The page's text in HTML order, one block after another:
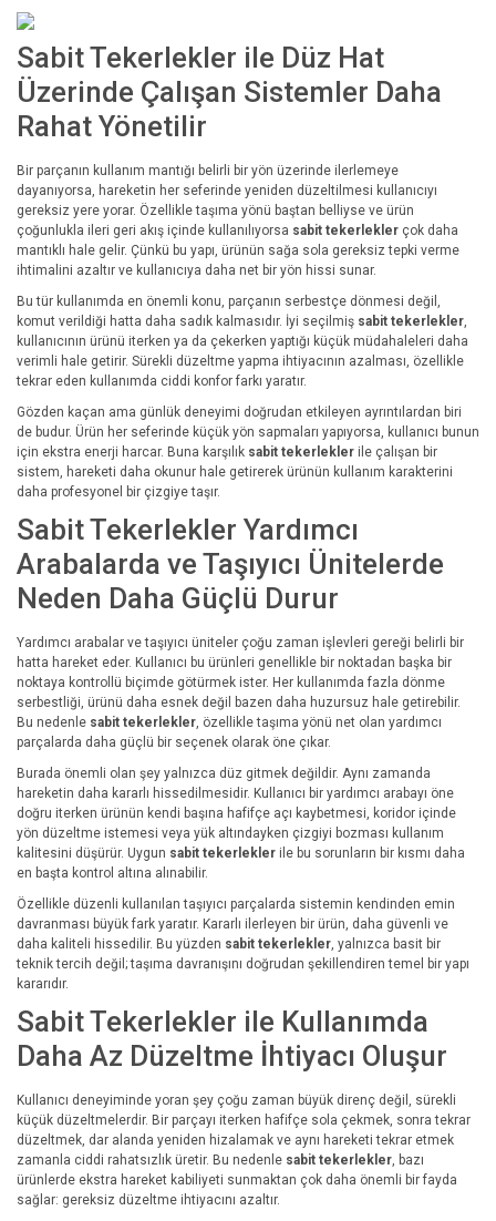
Sabit Tekerlekler ile Düz Hat
Üzerinde Çalışan Sistemler Daha
Rahat Yönetilir
Bir parçanın kullanım mantığı belirli bir yön üzerinde ilerlemeye
dayanıyorsa, hareketin her seferinde yeniden düzeltilmesi kullanıcıyı
gereksiz yere yorar. Özellikle taşıma yönü baştan belliyse ve ürün
çoğunlukla ileri geri akış içinde kullanılıyorsa sabit tekerlekler çok daha
mantıklı hale gelir. Çünkü bu yapı, ürünün sağa sola gereksiz tepki verme
ihtimalini azaltır ve kullanıcıya daha net bir yön hissi sunar.
Bu tür kullanımda en önemli konu, parçanın serbestçe dönmesi değil,
komut verildiği hatta daha sadık kalmasıdır. İyi seçilmiş sabit tekerlekler,
kullanıcının ürünü iterken ya da çekerken yaptığı küçük müdahaleleri daha
verimli hale getirir. Sürekli düzeltme yapma ihtiyacının azalması, özellikle
tekrar eden kullanımda ciddi konfor farkı yaratır.
Gözden kaçan ama günlük deneyimi doğrudan etkileyen ayrıntılardan biri
de budur. Ürün her seferinde küçük yön sapmaları yapıyorsa, kullanıcı bunun
için ekstra enerji harcar. Buna karşılık sabit tekerlekler ile çalışan bir
sistem, hareketi daha okunur hale getirerek ürünün kullanım karakterini
daha profesyonel bir çizgiye taşır.
Sabit Tekerlekler Yardımcı
Arabalarda ve Taşıyıcı Ünitelerde
Neden Daha Güçlü Durur
Yardımcı arabalar ve taşıyıcı üniteler çoğu zaman işlevleri gereği belirli bir
hatta hareket eder. Kullanıcı bu ürünleri genellikle bir noktadan başka bir
noktaya kontrollü biçimde götürmek ister. Her kullanımda fazla dönme
serbestliği, ürünü daha esnek değil bazen daha huzursuz hale getirebilir.
Bu nedenle sabit tekerlekler, özellikle taşıma yönü net olan yardımcı
parçalarda daha güçlü bir seçenek olarak öne çıkar.
Burada önemli olan şey yalnızca düz gitmek değildir. Aynı zamanda
hareketin daha kararlı hissedilmesidir. Kullanıcı bir yardımcı arabayı öne
doğru iterken ürünün kendi başına hafifçe açı kaybetmesi, koridor içinde
yön düzeltme istemesi veya yük altındayken çizgiyi bozması kullanım
kalitesini düşürür. Uygun sabit tekerlekler ile bu sorunların bir kısmı daha
en başta kontrol altına alınabilir.
Özellikle düzenli kullanılan taşıyıcı parçalarda sistemin kendinden emin
davranması büyük fark yaratır. Kararlı ilerleyen bir ürün, daha güvenli ve
daha kaliteli hissedilir. Bu yüzden sabit tekerlekler, yalnızca basit bir
teknik tercih değil; taşıma davranışını doğrudan şekillendiren temel bir yapı
kararıdır.
Sabit Tekerlekler ile Kullanımda
Daha Az Düzeltme İhtiyacı Oluşur
Kullanıcı deneyiminde yoran şey çoğu zaman büyük direnç değil, sürekli
küçük düzeltmelerdir. Bir parçayı iterken hafifçe sola çekmek, sonra tekrar
düzeltmek, dar alanda yeniden hizalamak ve aynı hareketi tekrar etmek
zamanla ciddi rahatsızlık üretir. Bu nedenle sabit tekerlekler, bazı
ürünlerde ekstra hareket kabiliyeti sunmaktan çok daha önemli bir fayda
sağlar: gereksiz düzeltme ihtiyacını azaltır.